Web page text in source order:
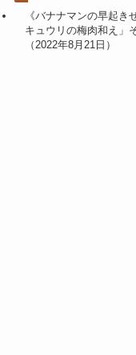
《バナナマンの早起き
キュウリの梅肉和え」
（2022年8月21日）